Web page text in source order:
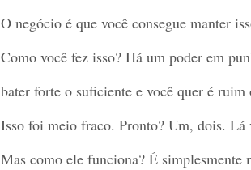
O negócio é que você consegue manter
Como você fez isso? Há um poder em
bater forte o suficiente e você quer é
Isso foi meio fraco. Pronto? Um, dois. Lá
Mas como ele funciona? É simplesmente